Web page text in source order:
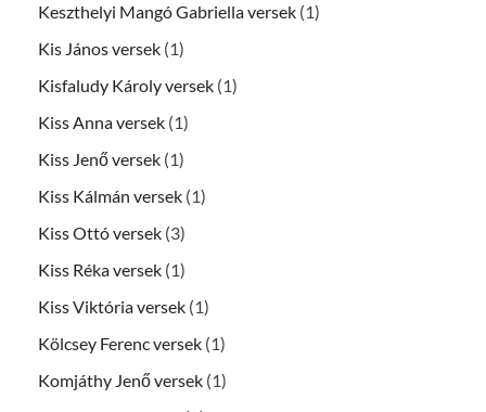
Keszthelyi Mangó Gabriella versek (1)
Kis János versek (1)
Kisfaludy Károly versek (1)
Kiss Anna versek (1)
Kiss Jenő versek (1)
Kiss Kálmán versek (1)
Kiss Ottó versek (3)
Kiss Réka versek (1)
Kiss Viktória versek (1)
Kölcsey Ferenc versek (1)
Komjáthy Jenő versek (1)